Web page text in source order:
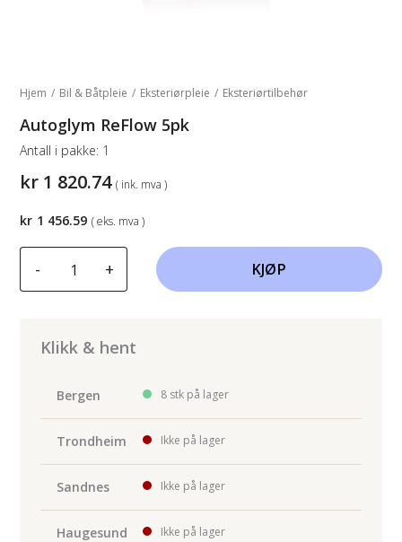
Hjem / Bil & Båtpleie / Eksteriørpleie / Eksteriørtilbehør
Autoglym ReFlow 5pk
kr 1 820.74 ( ink. mva )
Antall i pakke: 1
- + KJØP
Klikk & hent
Bergen 8 stk på lager
Trondheim Ikke på lager
Sandnes Ikke på lager
Haugesund Ikke på lager
kr 1 456.59 ( eks. mva )